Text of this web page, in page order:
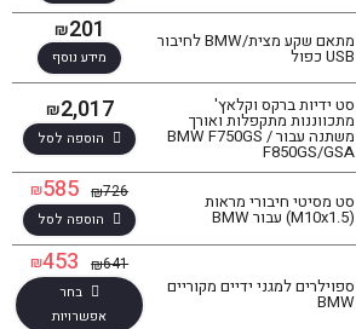
מתאם שקע מצית/BMW לחיבור
USB כפול
₪201
מידע נוסף
סט ידיות ברקס וקלאץ'
מתכווננות מתקפלות ואורך
משתנה עבור BMW F750GS /
F850GS/GSA
₪2,017
הוספה לסל
סט מסיטי חיבורי מראות
(M10x1.5) עבור BMW
₪726
₪585
הוספה לסל
ספוילרים למגני ידיים מקוריים
BMW
₪641
₪453
בחר
אפשרויות